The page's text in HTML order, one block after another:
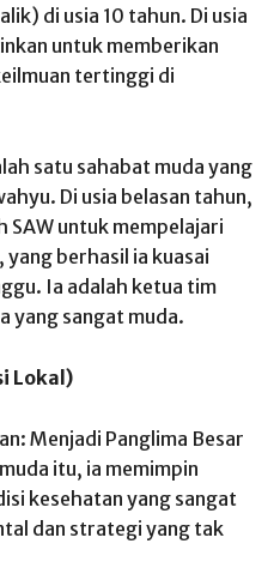
di usia 10 tahun. Di usia
untuk memberikan
tertinggi di
satu sahabat muda yang
Di usia belasan tahun,
SAW untuk mempelajari
yang berhasil ia kuasai
Ia adalah ketua tim
yang sangat muda.
Lokal)
Menjadi Panglima Besar
itu, ia memimpin
kesehatan yang sangat
dan strategi yang tak